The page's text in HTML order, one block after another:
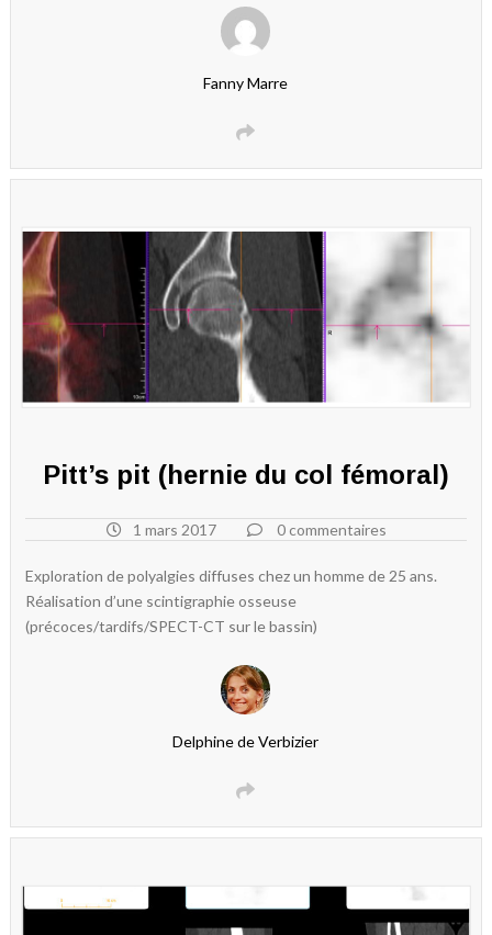
Fanny Marre
Pitt’s pit (hernie du col fémoral)
1 mars 2017 0 commentaires
Exploration de polyalgies diffuses chez un homme de 25 ans.
Réalisation d’une scintigraphie osseuse
(précoces/tardifs/SPECT-CT sur le bassin)
Delphine de Verbizier